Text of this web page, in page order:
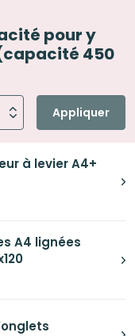
pour y
450
Appliquer
à levier A4+
A4 lignées